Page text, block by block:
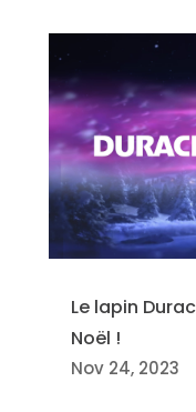
Le lapin
Noël !
Nov 24, 2023